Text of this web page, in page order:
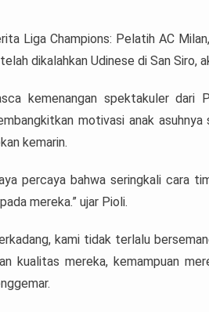
Liga Champions: Pelatih AC
dikalahkan Udinese di San Siro,
kemenangan spektakuler dari
motivasi anak
kemarin.
percaya bahwa seringkali cara
mereka.” ujar Pioli.
kami tidak terlalu
kualitas mereka, kemampuan